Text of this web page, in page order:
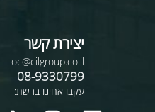
יצירת קשר